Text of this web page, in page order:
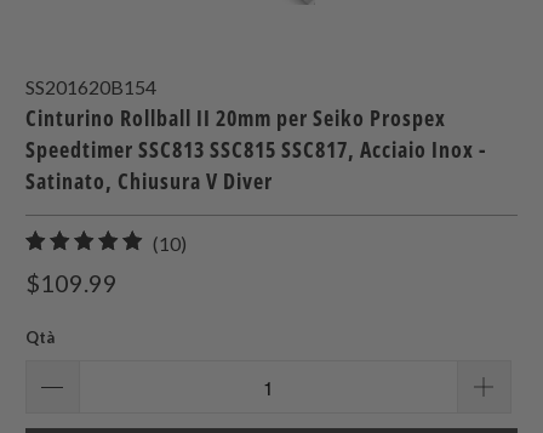
SS201620B154
Cinturino Rollball II 20mm per Seiko Prospex
Speedtimer SSC813 SSC815 SSC817, Acciaio Inox -
Satinato, Chiusura V Diver
(10)
$109.99
Qtà